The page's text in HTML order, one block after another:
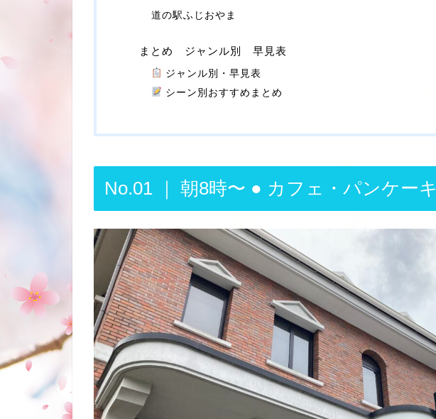
道の駅ふじおやま
まとめ ジャンル別 早見表
ジャンル別・早見表
シーン別おすすめまとめ
No.01 ｜ 朝8時〜 ● カフェ・パンケーキ